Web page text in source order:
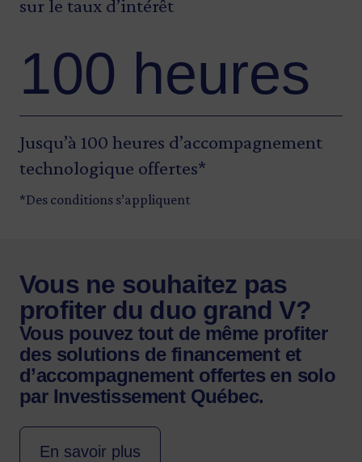
sur le taux d’intérêt
100 heures
Jusqu’à 100 heures d’accompagnement
technologique offertes*
*Des conditions s’appliquent
Vous ne souhaitez pas
profiter du duo grand V?
Vous pouvez tout de même profiter
des solutions de financement et
d’accompagnement offertes en solo
par Investissement Québec.
En savoir plus